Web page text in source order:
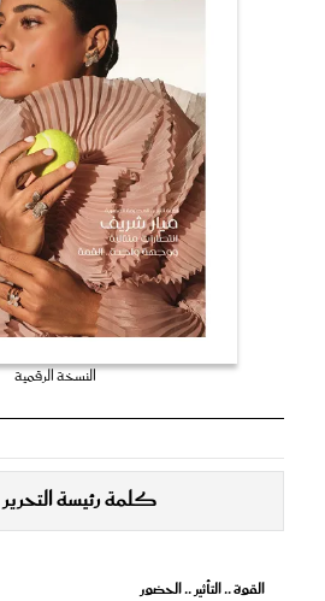
النسخة الرقمية
كلمة رئيسة التحرير
القوة .. التأثير .. الحضور